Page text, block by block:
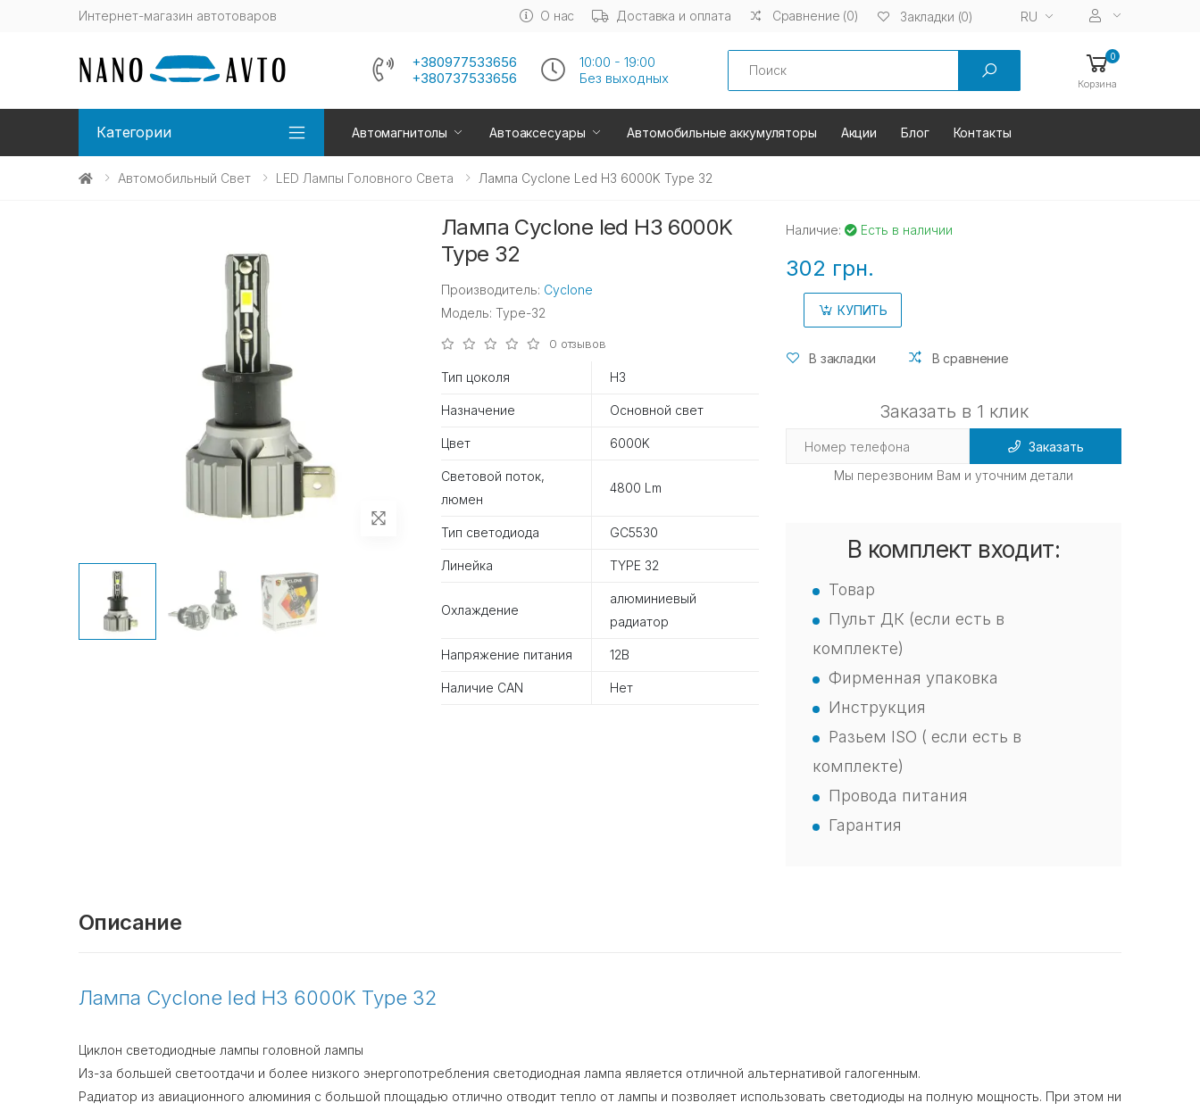
Интернет-магазин автотоваров О нас Доставка и оплата Сравнение (0) Закладки (0) RU
+380977533656
+380737533656
10:00 - 19:00
Без выходных
Search 0
Корзина
Категории Автомагнитолы Автоаксесуары Автомобильные аккумуляторы Акции Блог Контакты
Автомобильный Свет LED Лампы Головного Света Лампа Cyclone Led H3 6000K Type 32
Лампа Cyclone led H3 6000K
Type 32
Производитель: Cyclone
Модель: Type-32
0 отзывов
Тип цоколя H3
Назначение Основной свет
Цвет 6000K
Световой поток,
люмен
4800 Lm
Тип светодиода GC5530
Линейка TYPE 32
Охлаждение
алюминиевый
радиатор
Напряжение питания 12В
Наличие CAN Нет
Наличие: Есть в наличии
302 грн.
КУПИТЬ
В закладки В сравнение
Заказать в 1 клик
Заказать
Мы перезвоним Вам и уточним детали
В комплект входит:
Товар
Пульт ДК (если есть в
комплекте)
Фирменная упаковка
Инструкция
Разьем ISO ( если есть в
комплекте)
Провода питания
Гарантия
Описание
Лампа Cyclone led H3 6000K Type 32
Циклон светодиодные лампы головной лампы
Из-за большей светоотдачи и более низкого энергопотребления светодиодная лампа является отличной альтернативой галогенным.
Радиатор из авиационного алюминия с большой площадью отлично отводит тепло от лампы и позволяет использовать светодиоды на полную мощность. При этом ни